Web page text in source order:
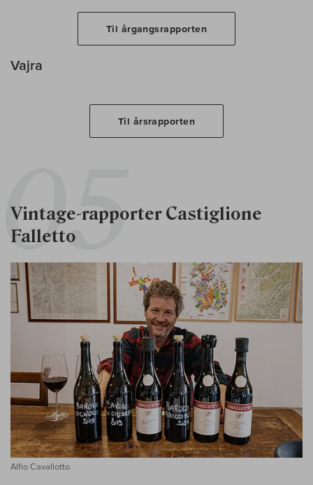
Til årgangsrapporten
Vajra
Til årsrapporten
Vintage-rapporter Castiglione
Falletto
Alfio Cavallotto